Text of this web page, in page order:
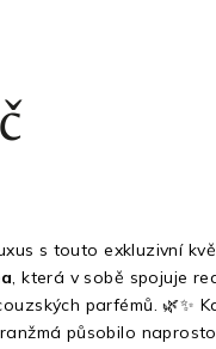
s touto exkluzivní
, která v sobě spojuje
parfémů. 🌿✨
působilo